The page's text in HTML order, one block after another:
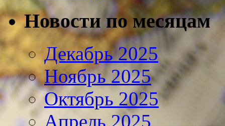
Новости по месяцам
Декабрь 2025
Ноябрь 2025
Октябрь 2025
Апрель 2025